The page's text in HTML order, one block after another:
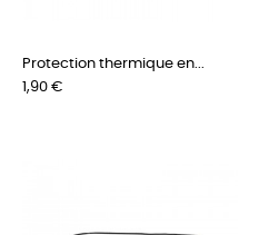
Protection thermique en...
Prix
1,90 €